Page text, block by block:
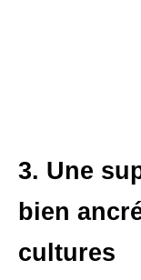
3. Une
bien
cultures